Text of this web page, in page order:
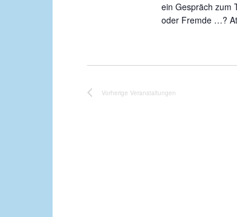
ein Gespräch zum
oder Fremde …?
Vorherige Veranstaltungen